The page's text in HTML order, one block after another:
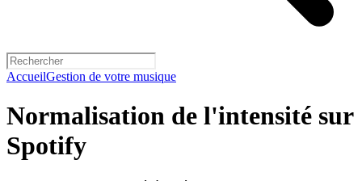
AccueilGestion de votre musique
Normalisation de l'intensité sur
Spotify